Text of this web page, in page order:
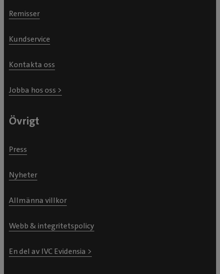
Remisser
Kundservice
Kontakta oss
Jobba hos oss >
Övrigt
Press
Nyheter
Allmänna villkor
Webb & integritetspolicy
En del av IVC Evidensia >